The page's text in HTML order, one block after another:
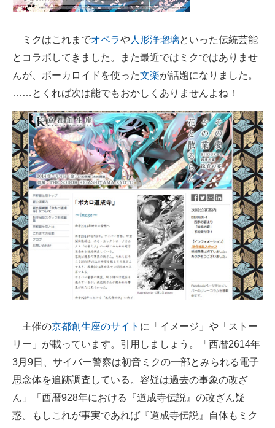
製造業のIT導入・活用を支援
エレクトロニクス専門サイト
電子設計の基本と応用
建設×テクノロジーの最前線
ちょっと気になるネットの話題
ミクはこれまでオペラや人形浄瑠璃といった伝統芸能
とコラボしてきました。また最近ではミクではありませ
んが、ボーカロイドを使った文楽が話題になりました。
……とくれば次は能でもおかしくありませんよね！
主催の京都創生座のサイト に「イメージ」や「ストー
リー」が載っています。引用しましょう。「西暦2614年
3月9日、サイバー警察は初音ミクの一部とみられる電子
思念体を追跡調査している。容疑は過去の事象の改ざ
ん」「西暦928年における『道成寺伝説』の改ざん疑
惑。もしこれが事実であれば『道成寺伝説』自体もミク